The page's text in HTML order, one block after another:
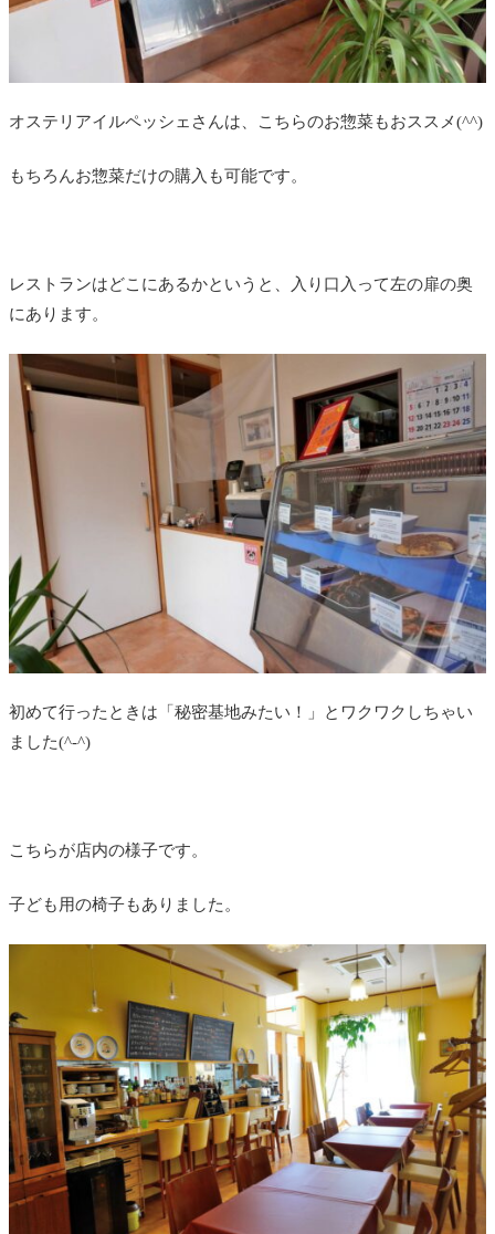
オステリアイルペッシェさんは、こちらのお惣菜もおススメ(^^)
もちろんお惣菜だけの購入も可能です。
レストランはどこにあるかというと、入り口入って左の扉の奥
にあります。
初めて行ったときは「秘密基地みたい！」とワクワクしちゃい
ました(^-^)
こちらが店内の様子です。
子ども用の椅子もありました。